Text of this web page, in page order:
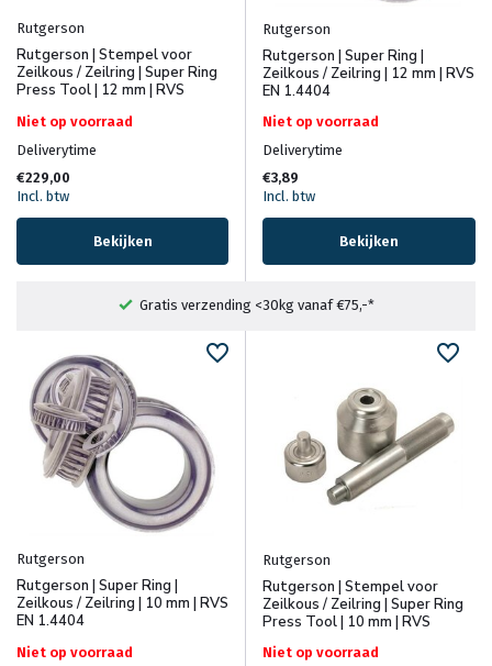
Rutgerson
Rutgerson | Stempel voor
Zeilkous / Zeilring | Super Ring
Press Tool | 12 mm | RVS
Niet op voorraad
Deliverytime
€229,00
Incl. btw
Bekijken
Rutgerson
Rutgerson | Super Ring |
Zeilkous / Zeilring | 12 mm | RVS
EN 1.4404
Niet op voorraad
Deliverytime
€3,89
Incl. btw
Bekijken
Gratis verzending <30kg vanaf €75,-*
Rutgerson
Rutgerson | Super Ring |
Zeilkous / Zeilring | 10 mm | RVS
EN 1.4404
Niet op voorraad
Rutgerson
Rutgerson | Stempel voor
Zeilkous / Zeilring | Super Ring
Press Tool | 10 mm | RVS
Niet op voorraad